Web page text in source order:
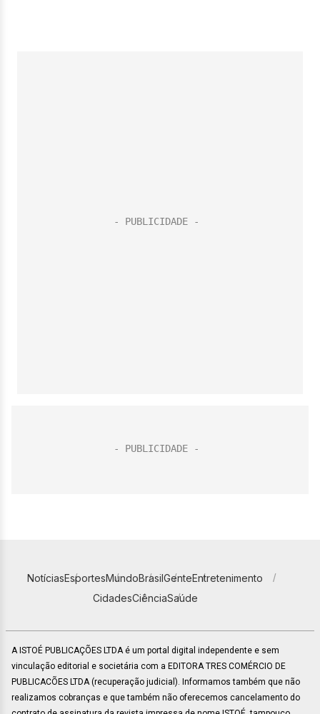
NotíciasEsportesMundoBrasilGenteEntretenimento
CidadesCiênciaSaúde
A ISTOÉ PUBLICAÇÕES LTDA é um portal digital independente e sem
vinculação editorial e societária com a EDITORA TRES COMÉRCIO DE
PUBLICACÕES LTDA (recuperação judicial). Informamos também que não
realizamos cobranças e que também não oferecemos cancelamento do